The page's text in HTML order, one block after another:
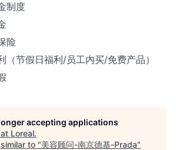
制度
险
（节假日福利/员工内买/免费产品）
accepting applications
Loreal.
to "美容顾问-南京德基-Prada"